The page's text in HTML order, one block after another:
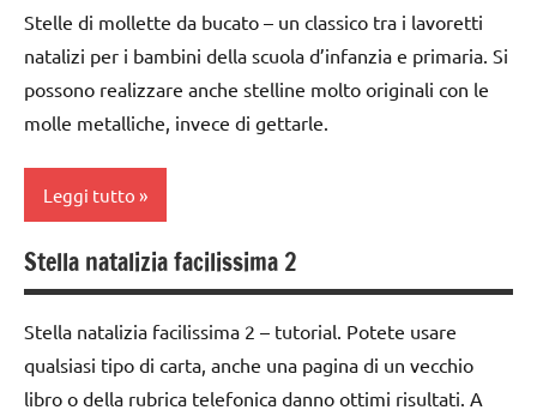
ARTE
carta
classi
1a-5a
a 3
anni
dai
3 ai
6
Natale
da 0
a 3
anni
dai
3 ai
6
anni
FESTE
DELL'ANNO
Inverno
Stelle di mollette da bucato – un classico tra i lavoretti
natalizi per i bambini della scuola d’infanzia e primaria. Si
possono realizzare anche stelline molto originali con le
molle metalliche, invece di gettarle.
Leggi tutto
albero
di
Natale
dai
3 ai
Stella natalizia facilissima 2
Stella natalizia facilissima 2 – tutorial. Potete usare
qualsiasi tipo di carta, anche una pagina di un vecchio
libro o della rubrica telefonica danno ottimi risultati. A